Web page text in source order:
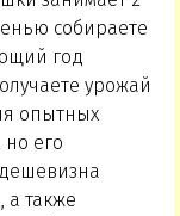
собираете
год
урожай
опытных
его
а также